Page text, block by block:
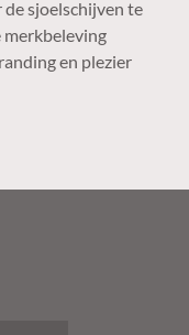
de sjoelschijven te
merkbeleving
en plezier